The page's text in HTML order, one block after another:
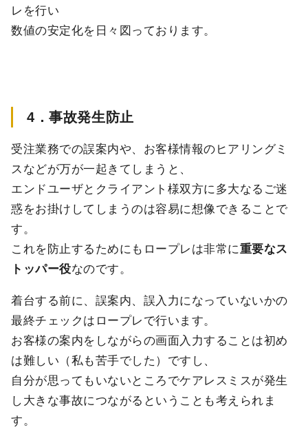
レを行い
数値の安定化を日々図っております。
4．事故発生防止
受注業務での誤案内や、お客様情報のヒアリングミ
スなどが万が一起きてしまうと、
エンドユーザとクライアント様双方に多大なるご迷
惑をお掛けしてしまうのは容易に想像できることで
す。
これを防止するためにもロープレは非常に重要なス
トッパー役なのです。
着台する前に、誤案内、誤入力になっていないかの
最終チェックはロープレで行います。
お客様の案内をしながらの画面入力することは初め
は難しい（私も苦手でした）ですし、
自分が思ってもいないところでケアレスミスが発生
し大きな事故につながるということも考えられま
す。